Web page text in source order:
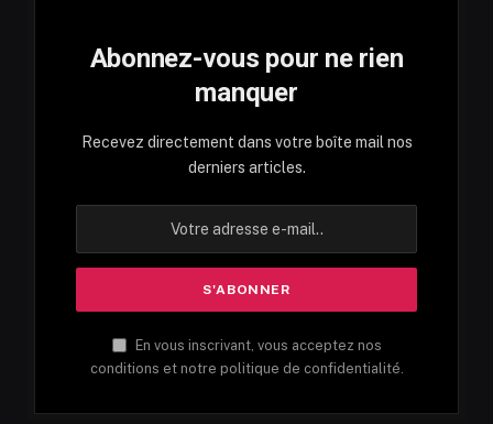
Abonnez-vous pour ne rien
manquer
Recevez directement dans votre boîte mail nos
derniers articles.
En vous inscrivant, vous acceptez nos
conditions et notre politique de confidentialité.